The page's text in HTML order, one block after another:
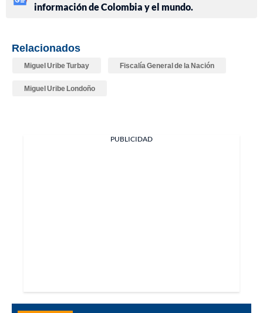
información de Colombia y el mundo.
Relacionados
Miguel Uribe Turbay Fiscalía General de la Nación
Miguel Uribe Londoño
PUBLICIDAD